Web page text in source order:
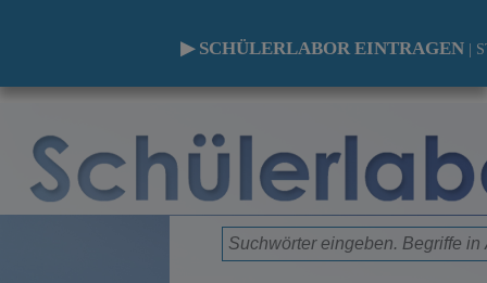
▶ SCHÜLERLABOR EINTRAGEN